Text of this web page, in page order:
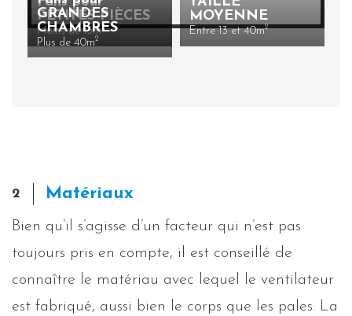
PETITES PIÈCES
Moins de 13m2
MOYENNE
Entre 13 et 40m2
GRANDES
CHAMBRES
Plus de 40m2
2 Matériaux
Bien qu’il s’agisse d’un facteur qui n’est pas
toujours pris en compte, il est conseillé de
connaître le matériau avec lequel le ventilateur
est fabriqué, aussi bien le corps que les pales. La